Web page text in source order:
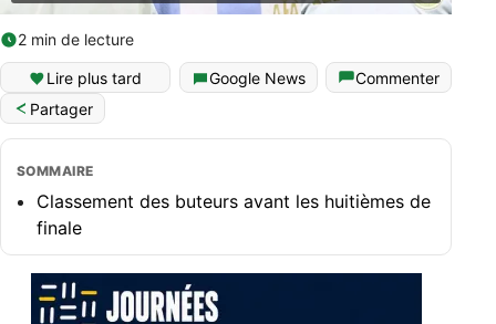
2 min de lecture
Lire plus tard Google News
Commenter
Partager
SOMMAIRE
Classement des buteurs avant les huitièmes de
finale